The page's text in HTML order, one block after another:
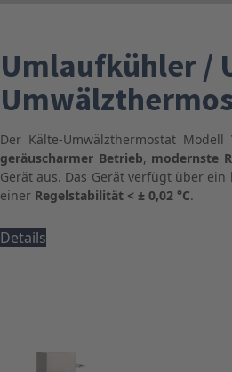
Umlaufkühler /
Der Kälte-Umwälzthermostat Modell
geräuscharmer Betrieb, modernste
Gerät aus. Das Gerät verfügt über ein
einer Regelstabilität < ± 0,02 °C.
Details